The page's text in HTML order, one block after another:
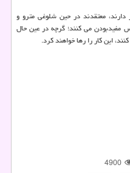
معتقدند در حین شلوغی مترو و
می كنند؛ گرچه در عین حال
این كار را رها خواهند كرد.
4900